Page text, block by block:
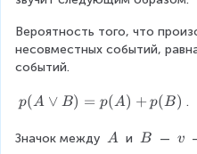
\f
r
a
{
1
c
{
c
{
1
{
6
\f
r
a
c
{
1
p
(
\
t
x
c
{
2
{
Вероятность того, что
несовместных событий,
событий.
p
A
p(A ∨ B) = p(A) + p(B) .
Значок между \
A и \
B — \
v